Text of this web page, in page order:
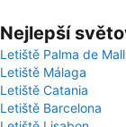
Nejlepší
Letiště Palma de
Letiště Málaga
Letiště Catania
Letiště Barcelona